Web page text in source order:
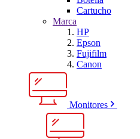
Cartucho
Marca
HP
Epson
Fujifilm
Canon
Monitores